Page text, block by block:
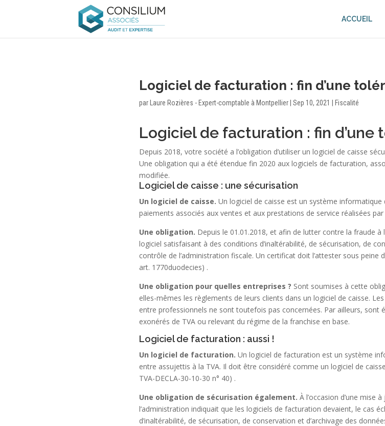
ACCUEIL
Logiciel de facturation : fin d’une
par Laure Rozières - Expert-comptable à Montpellier Sep 10, 2021 Fiscalité
Logiciel de facturation : fin d’une
Depuis 2018, votre société a l’obligation d’utiliser un logiciel de caisse
Une obligation qui a été étendue fin 2020 aux logiciels de facturation,
modifiée.
Logiciel de caisse : une sécurisation
Un logiciel de caisse. Un logiciel de caisse est un système
paiements associés aux ventes et aux prestations de service réalisées
Une obligation. Depuis le 01.01.2018, et afin de lutter contre la fraude à
logiciel satisfaisant à des conditions d’inaltérabilité, de sécurisation, de
contrôle de l’administration fiscale. Un certificat doit l’attester sous peine
art. 1770duodecies) .
Une obligation pour quelles entreprises ? Sont soumises à cette
elles-mêmes les règlements de leurs clients dans un logiciel de caisse.
entre professionnels ne sont toutefois pas concernées. Par ailleurs, sont
exonérés de TVA ou relevant du régime de la franchise en base.
Logiciel de facturation : aussi !
Un logiciel de facturation. Un logiciel de facturation est un système
entre assujettis à la TVA. Il doit être considéré comme un logiciel de
TVA-DECLA-30-10-30 n° 40) .
Une obligation de sécurisation également. À l’occasion d’une mise
l’administration indiquait que les logiciels de facturation devaient, le cas
d’inaltérabilité, de sécurisation, de conservation et d’archivage des